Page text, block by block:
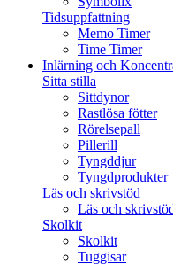
Tidsuppfattning
Memo Timer
Time Timer
Inlärning och
Sitta stilla
Sittdynor
Rastlösa fötter
Rörelsepall
Pillerill
Tyngddjur
Tyngdprodukter
Läs och skrivstöd
Läs och
Skolkit
Skolkit
Tuggisar